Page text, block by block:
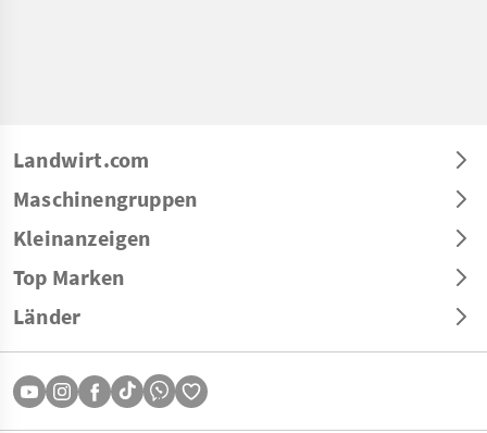
Landwirt.com
Maschinengruppen
Kleinanzeigen
Top Marken
Länder